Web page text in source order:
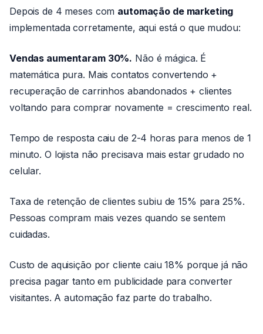
Depois de 4 meses com automação de marketing
implementada corretamente, aqui está o que mudou:
Vendas aumentaram 30%. Não é mágica. É
matemática pura. Mais contatos convertendo +
recuperação de carrinhos abandonados + clientes
voltando para comprar novamente = crescimento real.
Tempo de resposta caiu de 2-4 horas para menos de 1
minuto. O lojista não precisava mais estar grudado no
celular.
Taxa de retenção de clientes subiu de 15% para 25%.
Pessoas compram mais vezes quando se sentem
cuidadas.
Custo de aquisição por cliente caiu 18% porque já não
precisa pagar tanto em publicidade para converter
visitantes. A automação faz parte do trabalho.